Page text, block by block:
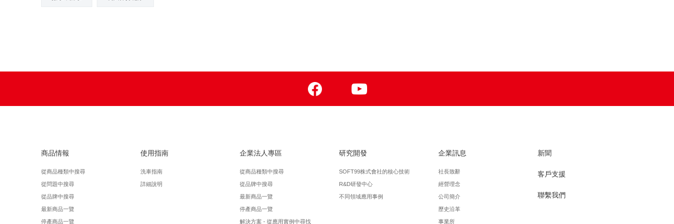
商品情報
從商品種類中搜尋
從問題中搜尋
從品牌中搜尋
最新商品一覽
停產商品一覽
使用指南
洗車指南
詳細說明
企業法人專區
從商品種類中搜尋
從品牌中搜尋
最新商品一覽
停產商品一覽
解決方案 - 從應用實例中尋找
研究開發
SOFT99株式會社的核心技術
R&D研發中心
不同領域應用事例
企業訊息
社長致辭
經營理念
公司簡介
歷史沿革
事業所
新聞
客戶支援
聯繫我們